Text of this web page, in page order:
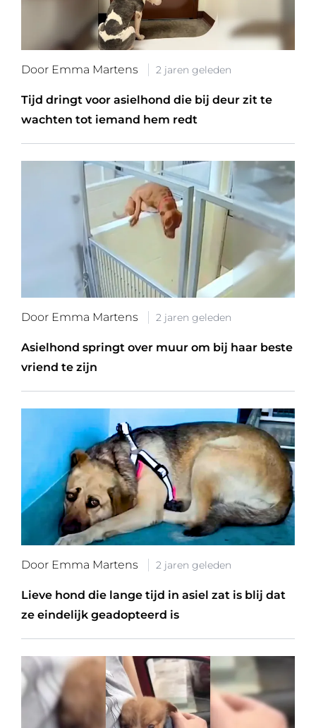
Door Emma Martens 2 jaren geleden
Tijd dringt voor asielhond die bij deur zit te
wachten tot iemand hem redt
Door Emma Martens 2 jaren geleden
Asielhond springt over muur om bij haar beste
vriend te zijn
Door Emma Martens 2 jaren geleden
Lieve hond die lange tijd in asiel zat is blij dat
ze eindelijk geadopteerd is